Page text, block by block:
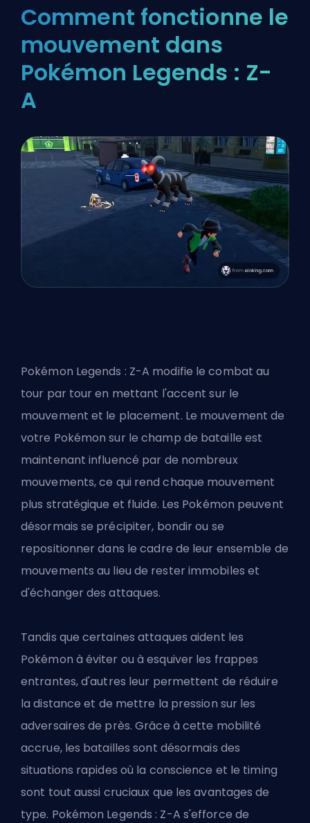
Comment fonctionne le
mouvement dans
Pokémon Legends : Z-
A
Pokémon Legends : Z-A modifie le combat au
tour par tour en mettant l'accent sur le
mouvement et le placement. Le mouvement de
votre Pokémon sur le champ de bataille est
maintenant influencé par de nombreux
mouvements, ce qui rend chaque mouvement
plus stratégique et fluide. Les Pokémon peuvent
désormais se précipiter, bondir ou se
repositionner dans le cadre de leur ensemble de
mouvements au lieu de rester immobiles et
d'échanger des attaques.
Tandis que certaines attaques aident les
Pokémon à éviter ou à esquiver les frappes
entrantes, d'autres leur permettent de réduire
la distance et de mettre la pression sur les
adversaires de près. Grâce à cette mobilité
accrue, les batailles sont désormais des
situations rapides où la conscience et le timing
sont tout aussi cruciaux que les avantages de
type. Pokémon Legends : Z-A s'efforce de